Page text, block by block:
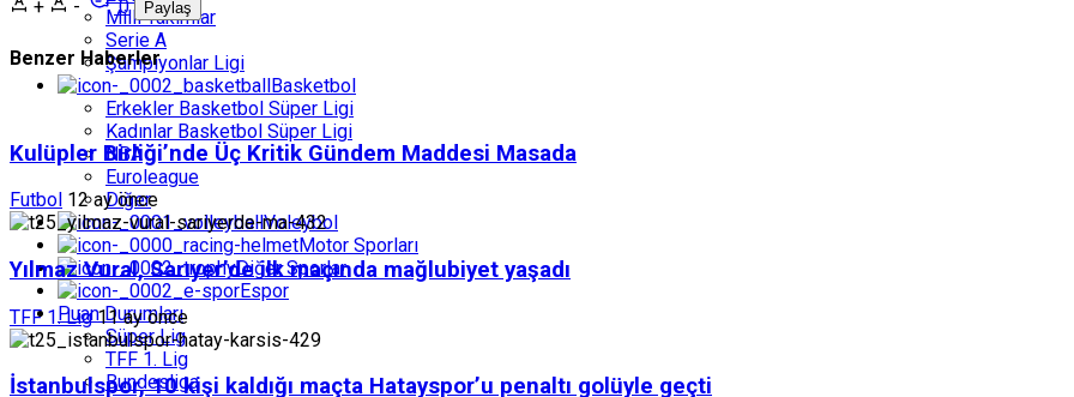
Milli Takımlar
Serie A
Şampiyonlar Ligi
Basketbol
Erkekler Basketbol Süper Ligi
Kadınlar Basketbol Süper Ligi
NBA
Euroleague
Diğer
Voleybol
Motor Sporları
Diğer Sporlar
Espor
Puan Durumları
Süper Lig
TFF 1. Lig
Bundesliga
+
- 0 Paylaş
Benzer Haberler
Kulüpler Birliği’nde Üç Kritik Gündem Maddesi Masada
Futbol 12 ay önce
Yılmaz Vural, Sarıyer’de ilk maçında mağlubiyet yaşadı
TFF 1. Lig 11 ay önce
İstanbulspor, 10 kişi kaldığı maçta Hatayspor’u penaltı golüyle geçti